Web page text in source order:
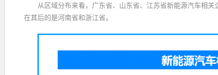
从区域分布来看，广东省、山东省、江苏省新能源汽车相
在其后的是河南省和浙江省。